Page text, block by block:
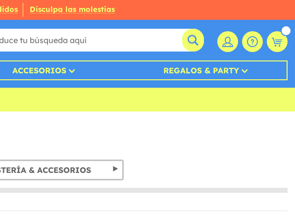
Disculpa las molestias
ACCESORIOS REGALOS & PARTY
& ACCESORIOS